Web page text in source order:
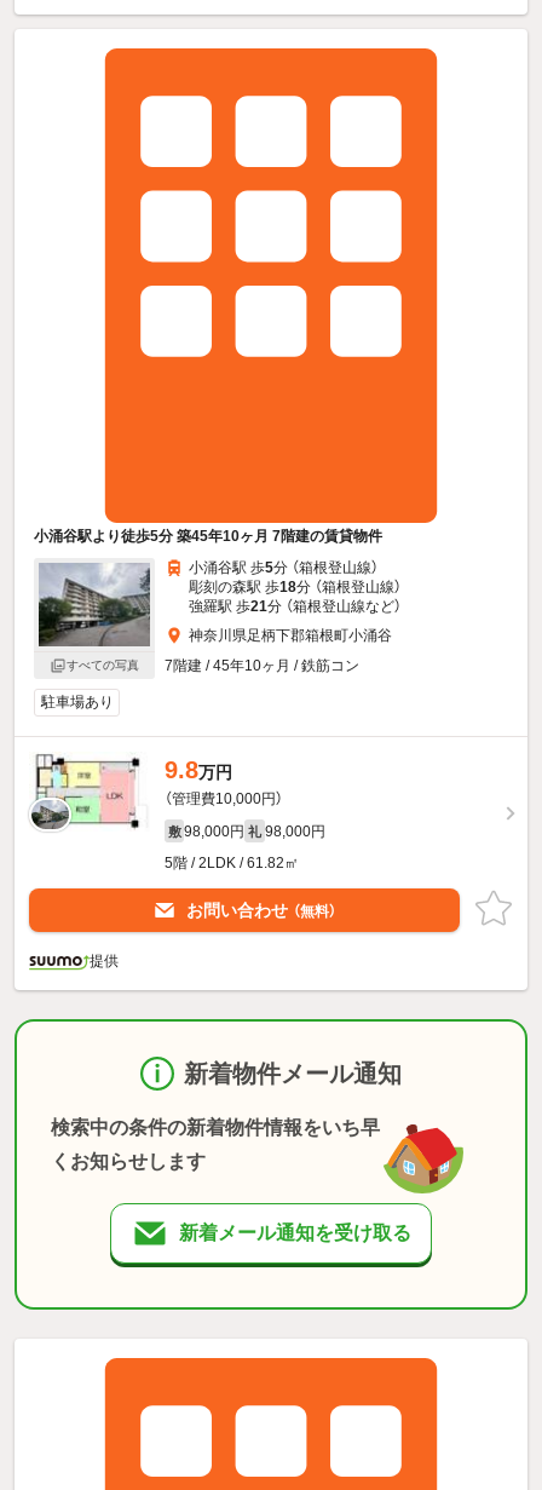
小涌谷駅より徒歩5分 築45年10ヶ月 7階建の賃貸物件
すべての写真
小涌谷駅 歩5分 （箱根登山線）
彫刻の森駅 歩18分 （箱根登山線）
強羅駅 歩21分 （箱根登山線など）
神奈川県足柄下郡箱根町小涌谷
7階建 / 45年10ヶ月 / 鉄筋コン
駐車場あり
9.8万円
（管理費10,000円）
敷 98,000円 礼 98,000円
5階 / 2LDK / 61.82㎡
お問い合わせ （無料）
提供
新着物件メール通知
検索中の条件の新着物件情報をいち早
くお知らせします
新着メール通知を受け取る